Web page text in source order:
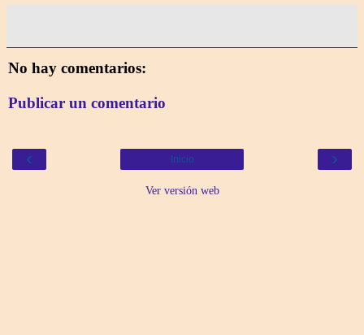
No hay comentarios:
Publicar un comentario
‹ ›
Inicio
Ver versión web